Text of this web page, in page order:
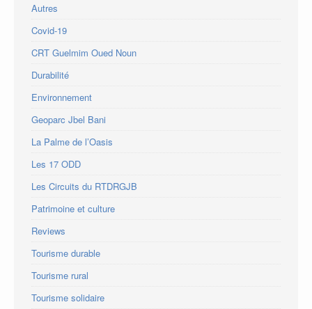
Autres
Covid-19
CRT Guelmim Oued Noun
Durabilité
Environnement
Geoparc Jbel Bani
La Palme de l’Oasis
Les 17 ODD
Les Circuits du RTDRGJB
Patrimoine et culture
Reviews
Tourisme durable
Tourisme rural
Tourisme solidaire